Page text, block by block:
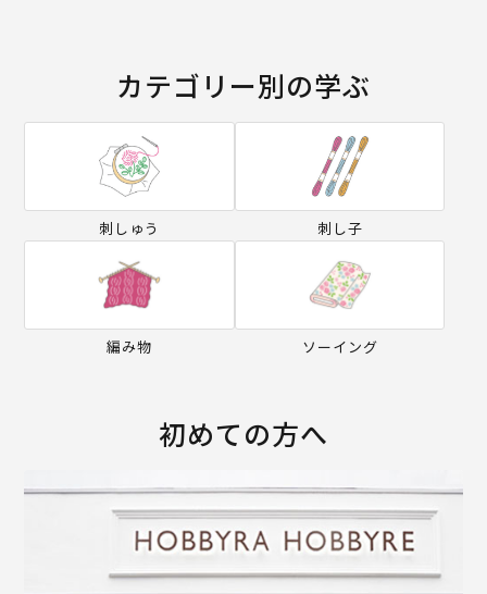
カテゴリー別の学ぶ
刺しゅう 刺し子
編み物 ソーイング
初めての方へ